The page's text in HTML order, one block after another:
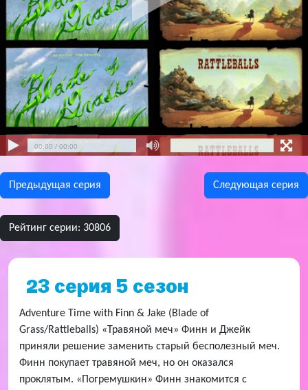
Предыдущая сeрия Следующая сeрия
Рейтинг серии: 30806
23 серия 5 сезон
Adventure Time with Finn & Jake (Blade of
Grass/Rattleballs) «Травяной меч» Финн и Джейк
приняли решение заменить старый бесполезный меч.
Финн покупает травяной меч, но он оказался
проклятым. «Погремушкин» Финн знакомится с